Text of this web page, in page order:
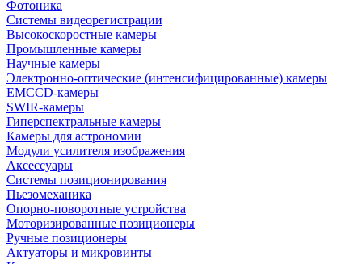
Фотоника
Cистемы видеорегистрации
Высокоскоростные камеры
Промышленные камеры
Научные камеры
Электронно-оптические (интенсифицированные) камеры
EMCCD-камеры
SWIR-камеры
Гиперспектральные камеры
Камеры для астрономии
Модули усилителя изображения
Аксессуары
Системы позиционирования
Пьезомеханика
Опорно-поворотные устройства
Моторизированные позиционеры
Ручные позиционеры
Актуаторы и микровинты